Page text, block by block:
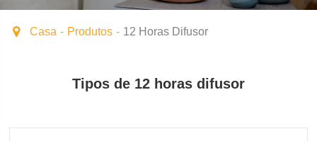
Casa Produtos 12 Horas Difusor
Tipos de 12 horas difusor